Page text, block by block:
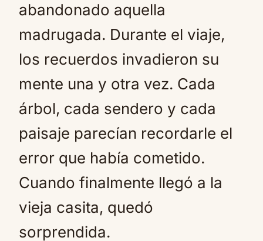
abandonado aquella
madrugada. Durante el viaje,
los recuerdos invadieron su
mente una y otra vez. Cada
árbol, cada sendero y cada
paisaje parecían recordarle el
error que había cometido.
Cuando finalmente llegó a la
vieja casita, quedó
sorprendida.